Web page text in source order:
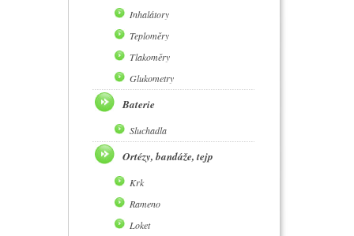
Inhalátory
Teploměry
Tlakoměry
Glukometry
Baterie
Sluchadla
Ortézy, bandáže, tejp
Krk
Rameno
Loket